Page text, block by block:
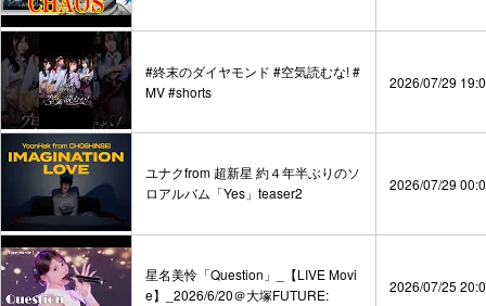
#終末のダイヤモンド #空気読むな! #
MV #shorts
2026/07/29
ユナクfrom 超新星 約４年半ぶりのソ
ロアルバム「Yes」teaser2
2026/07/29
星名美怜「Question」_【LIVE Movi
e】_2026/6/20＠大塚FUTURE:
2026/07/25